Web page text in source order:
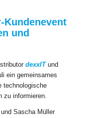
Kundenevent
und
dexxITund
ein gemeinsames
technologische
zu informieren.
Sascha Müller